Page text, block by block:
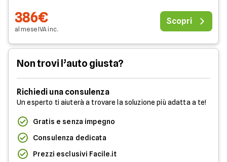
386€
al meseIVAinc.
Scopri
Non trovi l’auto giusta?
Richiedi una consulenza
Un esperto ti aiuterà a trovare la soluzione più adatta a te!
Gratis e senza impegno
Consulenza dedicata
Prezzi esclusivi Facile.it